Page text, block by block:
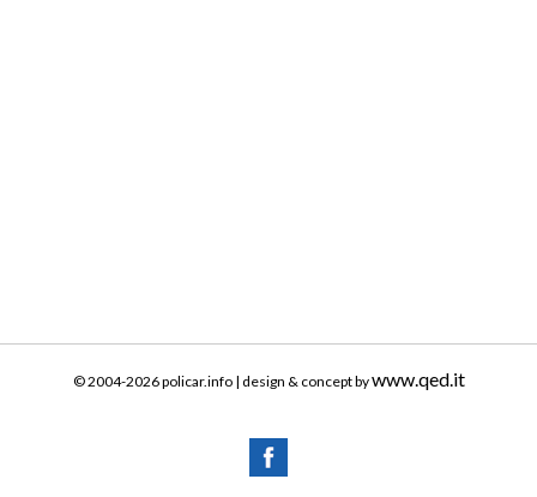
© 2004-2026 policar.info | design & concept bywww.qed.it